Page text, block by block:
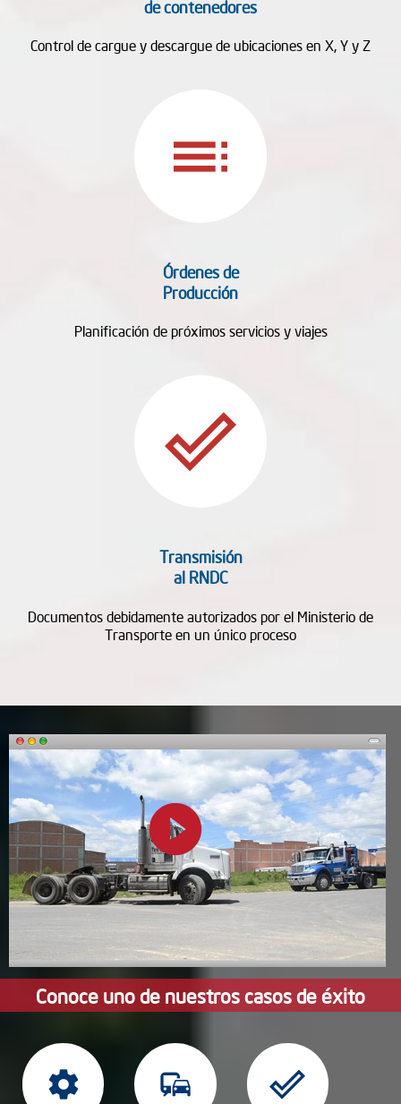
de contenedores
Control de cargue y descargue de ubicaciones en X, Y y Z
toc
Órdenes de
Producción
Planificación de próximos servicios y viajes
done_outline
Transmisión
al RNDC
Documentos debidamente autorizados por el Ministerio de
Transporte en un único proceso
play_circle_filled
Conoce uno de nuestros casos de éxito
settings commute done_outline